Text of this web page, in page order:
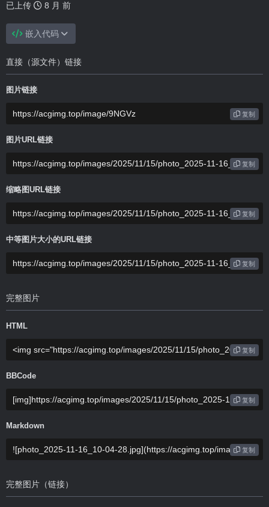
已上传
8 月 前
嵌入代码
直接（源文件）链接
图片链接
复制
图片URL链接
复制
缩略图URL链接
复制
中等图片大小的URL链接
复制
完整图片
HTML
复制
BBCode
复制
Markdown
复制
完整图片（链接）